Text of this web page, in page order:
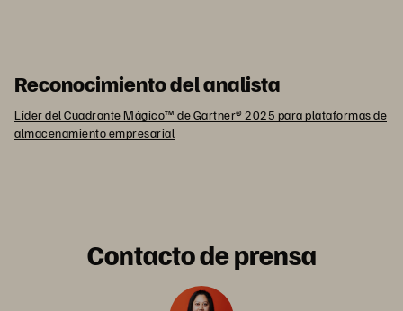
Reconocimiento del analista
Líder del Cuadrante Mágico™ de Gartner® 2025 para plataformas de
almacenamiento empresarial
Contacto de prensa